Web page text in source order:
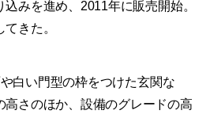
みを進め、2011年に販売開始。
きた。
白い門型の枠をつけた玄関な
高さのほか、設備のグレードの高